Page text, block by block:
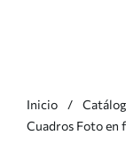
Inicio
Cuadros Foto en